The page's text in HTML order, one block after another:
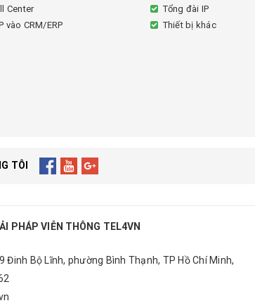
Center
vào CRM/ERP
Tổng đài IP
Thiết bị khác
TÔI
PHÁP VIỄN THÔNG TEL4VN
Đinh Bộ Lĩnh, phường Bình Thạnh, TP Hồ Chí Minh,